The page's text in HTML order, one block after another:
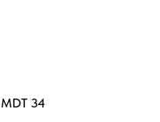
MDT 34